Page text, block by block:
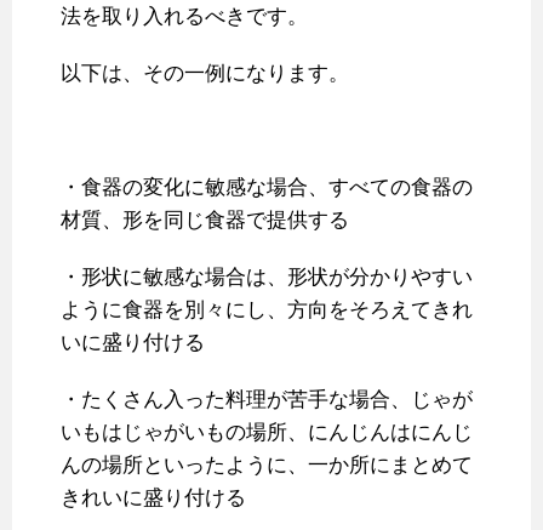
法を取り入れるべきです。
以下は、その一例になります。
・食器の変化に敏感な場合、すべての食器の
材質、形を同じ食器で提供する
・形状に敏感な場合は、形状が分かりやすい
ように食器を別々にし、方向をそろえてきれ
いに盛り付ける
・たくさん入った料理が苦手な場合、じゃが
いもはじゃがいもの場所、にんじんはにんじ
んの場所といったように、一か所にまとめて
きれいに盛り付ける